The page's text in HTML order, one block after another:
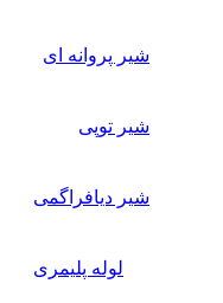
شیر پروانه ای
شیر توپی
شیر دیافراگمی
لوله پلیمری